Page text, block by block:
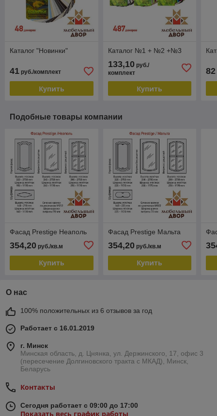
Каталог "Новинки"
41 руб./комплект
Купить
Каталог №1 + №2 +№3
133,10руб./
комплект
Купить
82
Подобные товары компании
Фасад Prestige Неаполь
354,20 руб./кв.м
Купить
Фасад Prestige Мальта
354,20руб./кв.м
Купить
О нас
100% положительных из 6 отзывов за год
Работает с 16.01.2019
г. Минск
Минская область, д. Цнянка, ул. Держинского, 17, офис 3
(пересечение Долгиновского тракта с МКАД), Минск,
Беларусь
Контакты
Сегодня работает с 09:00 до 17:00
Показать весь график работы